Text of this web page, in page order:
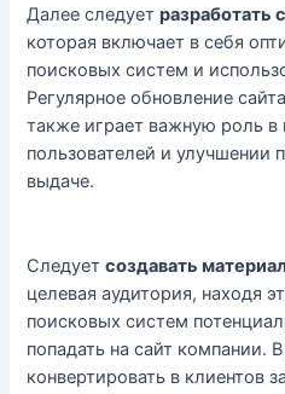
Далее следуетразработать
которая включает в себя
поисковых систем и
Регулярное обновление
также играет важную роль в
пользователей и улучшении
выдаче.
Следуетсоздавать
целевая аудитория, находя
поисковых систем
попадать на сайт
конвертировать в клиентов